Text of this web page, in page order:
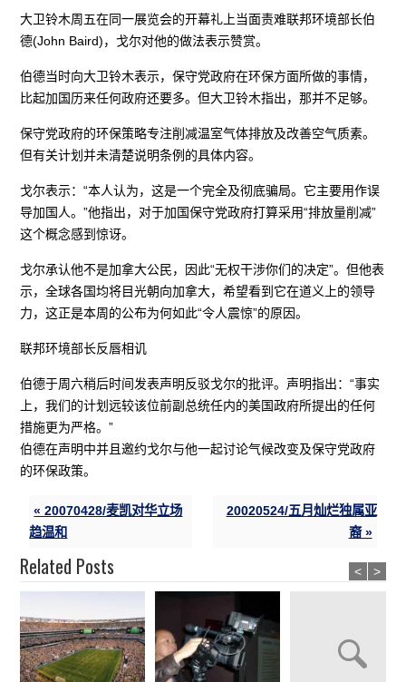
大卫铃木周五在同一展览会的开幕礼上当面责难联邦环境部长伯
德(John Baird)，戈尔对他的做法表示赞赏。
伯德当时向大卫铃木表示，保守党政府在环保方面所做的事情，
比起加国历来任何政府还要多。但大卫铃木指出，那并不足够。
保守党政府的环保策略专注削减温室气体排放及改善空气质素。
但有关计划并未清楚说明条例的具体内容。
戈尔表示：“本人认为，这是一个完全及彻底骗局。它主要用作误
导加国人。”他指出，对于加国保守党政府打算采用“排放量削减”
这个概念感到惊讶。
戈尔承认他不是加拿大公民，因此“无权干涉你们的决定”。但他表
示，全球各国均将目光朝向加拿大，希望看到它在道义上的领导
力，这正是本周的公布为何如此“令人震惊”的原因。
联邦环境部长反唇相讥
伯德于周六稍后时间发表声明反驳戈尔的批评。声明指出：“事实
上，我们的计划远较该位前副总统任内的美国政府所提出的任何
措施更为严格。”
伯德在声明中并且邀约戈尔与他一起讨论气候改变及保守党政府
的环保政策。
« 20070428/麦凯对华立场
趋温和
20020524/五月灿烂独属亚
裔 »
Related Posts < >